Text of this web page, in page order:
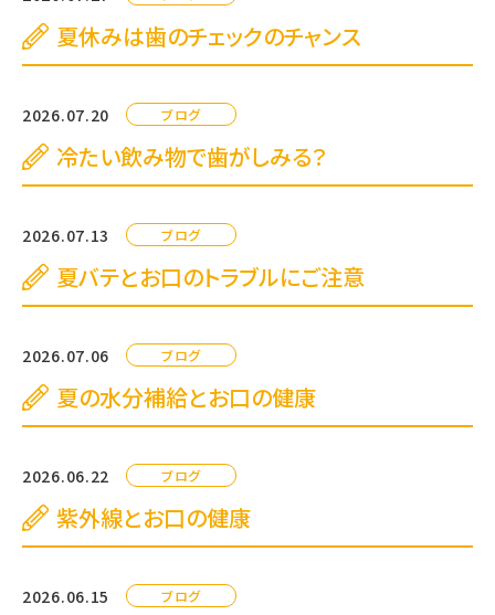
夏休みは歯のチェックのチャンス
2026.07.20 ブログ
冷たい飲み物で歯がしみる？
2026.07.13 ブログ
夏バテとお口のトラブルにご注意
2026.07.06 ブログ
夏の水分補給とお口の健康
2026.06.22 ブログ
紫外線とお口の健康
2026.06.15 ブログ